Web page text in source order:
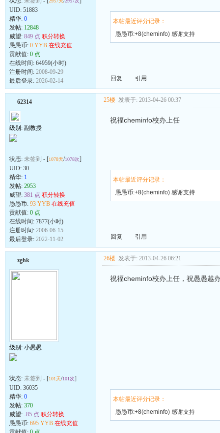
UID: 51883
精华: 0
发帖: 12848
威望: 849 点 积分转换
愚愚币: 0 YYB 在线充值
贡献值: 0 点
在线时间: 64959(小时)
注册时间: 2008-09-29
最后登录: 2026-02-14
本帖最近评分记录：
愚愚币:+8(cheminfo) 感谢支持
回复 引用
62314
级别: 副教授
状态: 未签到 - [1078天/1078次]
UID: 30
精华: 1
发帖: 2953
威望: 381 点 积分转换
愚愚币: 93 YYB 在线充值
贡献值: 0 点
在线时间: 7877(小时)
注册时间: 2006-06-15
最后登录: 2022-11-02
25楼 发表于: 2013-04-26 00:37
祝福cheminfo校办上任
本帖最近评分记录：
愚愚币:+8(cheminfo) 感谢支持
回复 引用
zghk
级别: 小愚愚
状态: 未签到 - [101天/101次]
UID: 36035
精华: 0
发帖: 370
威望: -85 点 积分转换
愚愚币: 695 YYB 在线充值
26楼 发表于: 2013-04-26 06:21
祝福cheminfo校办上任，祝愚愚越
本帖最近评分记录：
愚愚币:+8(cheminfo) 感谢支持